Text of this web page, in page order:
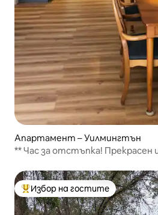
Апартамент – Уилмингтън
** Час за отстъпка! Прекрасен
Най-популярен избор на
Избор на гостите